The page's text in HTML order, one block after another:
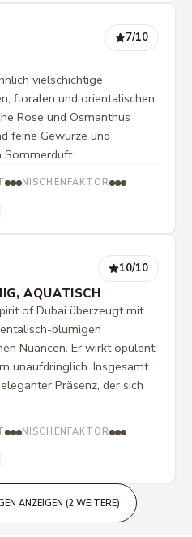
7/10
vielschichtige
floralen und orientalischen
Rose und Osmanthus
feine Gewürze und
Sommerduft.
NISCHENFAKTOR
10/10
AQUATISCH
of Dubai überzeugt mit
blumigen
Nuancen. Er wirkt opulent,
unaufdringlich. Insgesamt
Präsenz, der sich
NISCHENFAKTOR
ANZEIGEN (2 WEITERE)